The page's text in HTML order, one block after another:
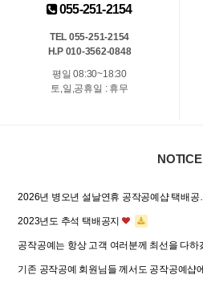
055-251-2154
TEL 055-251-2154
H.P 010-3562-0848
평일 08:30~18:30
토,일,공휴일 : 휴무
NOTICE
2026년 병오년 설날연휴 공작공예샵 택배
2023년도 추석 택배공지
공작공예는 항상 고객 여러분께 최선을 다
기존 공작공예 회원님들 께서도 공작공예샵